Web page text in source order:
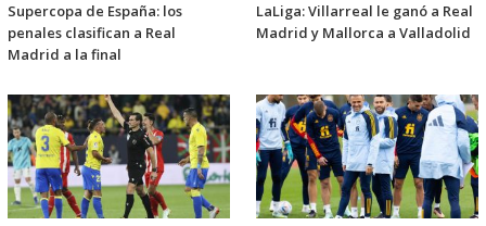
Supercopa de España: los
penales clasifican a Real
Madrid a la final
LaLiga: Villarreal le ganó a Real
Madrid y Mallorca a Valladolid